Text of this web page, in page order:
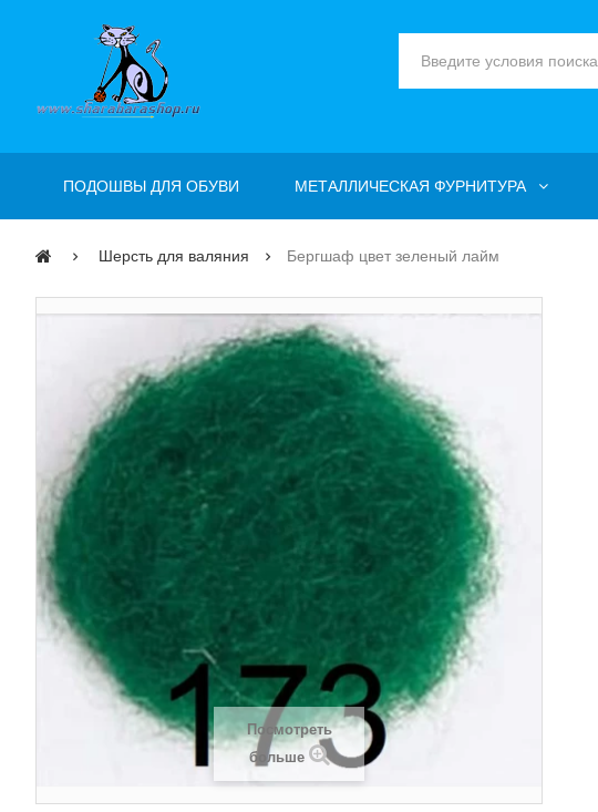
ПОДОШВЫ ДЛЯ ОБУВИ МЕТАЛЛИЧЕСКАЯ ФУРНИТУРА
Шерсть для валяния Бергшаф цвет зеленый лайм
Посмотреть
больше